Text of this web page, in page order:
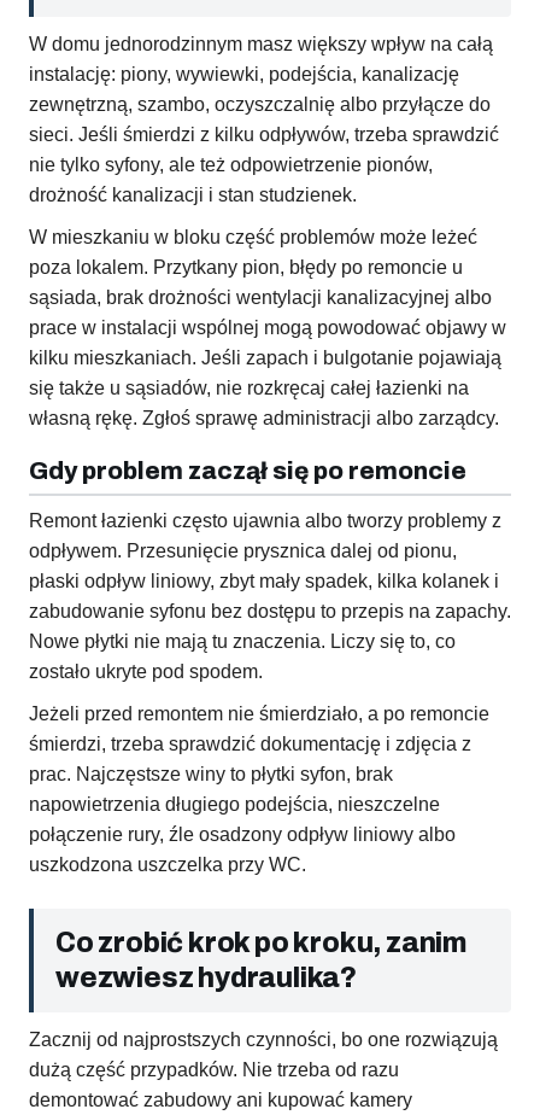
W domu jednorodzinnym masz większy wpływ na całą
instalację: piony, wywiewki, podejścia, kanalizację
zewnętrzną, szambo, oczyszczalnię albo przyłącze do
sieci. Jeśli śmierdzi z kilku odpływów, trzeba sprawdzić
nie tylko syfony, ale też odpowietrzenie pionów,
drożność kanalizacji i stan studzienek.
W mieszkaniu w bloku część problemów może leżeć
poza lokalem. Przytkany pion, błędy po remoncie u
sąsiada, brak drożności wentylacji kanalizacyjnej albo
prace w instalacji wspólnej mogą powodować objawy w
kilku mieszkaniach. Jeśli zapach i bulgotanie pojawiają
się także u sąsiadów, nie rozkręcaj całej łazienki na
własną rękę. Zgłoś sprawę administracji albo zarządcy.
Gdy problem zaczął się po remoncie
Remont łazienki często ujawnia albo tworzy problemy z
odpływem. Przesunięcie prysznica dalej od pionu,
płaski odpływ liniowy, zbyt mały spadek, kilka kolanek i
zabudowanie syfonu bez dostępu to przepis na zapachy.
Nowe płytki nie mają tu znaczenia. Liczy się to, co
zostało ukryte pod spodem.
Jeżeli przed remontem nie śmierdziało, a po remoncie
śmierdzi, trzeba sprawdzić dokumentację i zdjęcia z
prac. Najczęstsze winy to płytki syfon, brak
napowietrzenia długiego podejścia, nieszczelne
połączenie rury, źle osadzony odpływ liniowy albo
uszkodzona uszczelka przy WC.
Co zrobić krok po kroku, zanim
wezwiesz hydraulika?
Zacznij od najprostszych czynności, bo one rozwiązują
dużą część przypadków. Nie trzeba od razu
demontować zabudowy ani kupować kamery